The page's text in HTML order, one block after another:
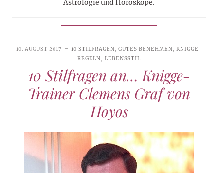
Astrologie und Horoskope.
10. AUGUST 2017 10 STILFRAGEN, GUTES BENEHMEN,KNIGGE-
REGELN, LEBENSSTIL
10 Stilfragen an… Knigge-
Trainer Clemens Graf von
Hoyos